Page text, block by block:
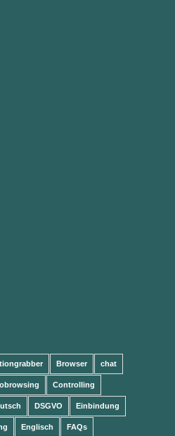
Browser chat
Controlling
DSGVO Einbindung
Englisch FAQs